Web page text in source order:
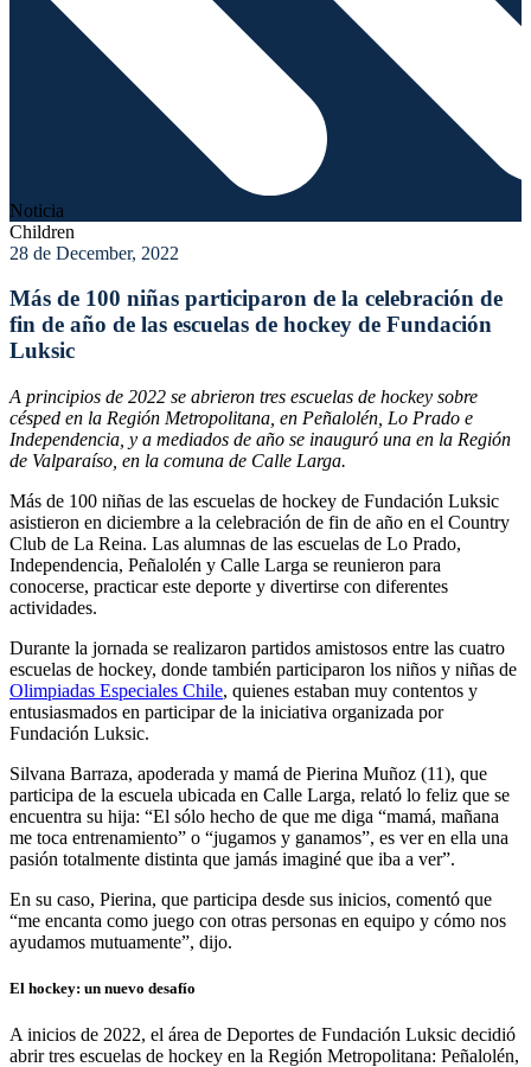
Noticia
Children
28 de December, 2022
Más de 100 niñas participaron de la celebración de
fin de año de las escuelas de hockey de Fundación
Luksic
A principios de 2022 se abrieron tres escuelas de hockey sobre
césped en la Región Metropolitana, en Peñalolén, Lo Prado e
Independencia, y a mediados de año se inauguró una en la Región
de Valparaíso, en la comuna de Calle Larga.
Más de 100 niñas de las escuelas de hockey de Fundación Luksic
asistieron en diciembre a la celebración de fin de año en el Country
Club de La Reina. Las alumnas de las escuelas de Lo Prado,
Independencia, Peñalolén y Calle Larga se reunieron para
conocerse, practicar este deporte y divertirse con diferentes
actividades.
Durante la jornada se realizaron partidos amistosos entre las cuatro
escuelas de hockey, donde también participaron los niños y niñas de
Olimpiadas Especiales Chile, quienes estaban muy contentos y
entusiasmados en participar de la iniciativa organizada por
Fundación Luksic.
Silvana Barraza, apoderada y mamá de Pierina Muñoz (11), que
participa de la escuela ubicada en Calle Larga, relató lo feliz que se
encuentra su hija: “El sólo hecho de que me diga “mamá, mañana
me toca entrenamiento” o “jugamos y ganamos”, es ver en ella una
pasión totalmente distinta que jamás imaginé que iba a ver”.
En su caso, Pierina, que participa desde sus inicios, comentó que
“me encanta como juego con otras personas en equipo y cómo nos
ayudamos mutuamente”, dijo.
El hockey: un nuevo desafío
A inicios de 2022, el área de Deportes de Fundación Luksic decidió
abrir tres escuelas de hockey en la Región Metropolitana: Peñalolén,